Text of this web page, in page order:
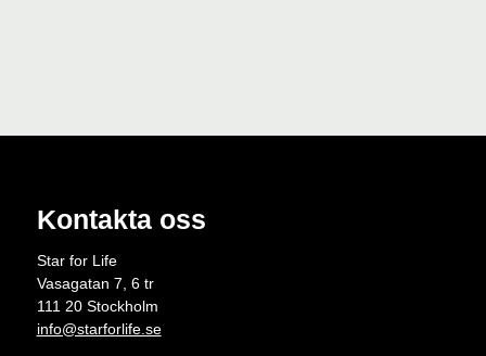
Kontakta oss
Star for Life
Vasagatan 7, 6 tr
111 20 Stockholm
info@starforlife.se